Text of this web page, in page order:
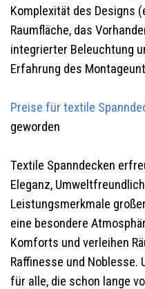
Komplexität des Designs
Raumfläche, das
integrierter Beleuchtung
Erfahrung des
Preise für textile
geworden
Textile Spanndecken
Eleganz,
Leistungsmerkmale
eine besondere
Komforts und verleihen
Raffinesse und Noblesse.
für alle, die schon lange